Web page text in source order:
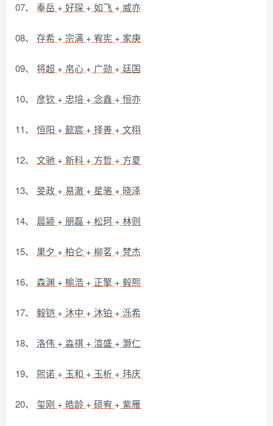
07、 奉岳 + 好琛 + 如飞 + 威亦
08、 存希 + 宗满 + 宥宪 + 家庚
09、 将超 + 帛心 + 广勋 + 廷国
10、 彦钦 + 忠培 + 念鑫 + 恒亦
11、 恒阳 + 懿宸 + 择善 + 文栩
12、 文驰 + 新科 + 方哲 + 方夏
13、 旻政 + 易澈 + 星骆 + 晓泽
14、 晨颍 + 朋磊 + 松珂 + 林则
15、 果夕 + 柏仑 + 柳茗 + 梵杰
16、 森渊 + 榆浩 + 正擎 + 毅熙
17、 毅铠 + 沐中 + 沐铂 + 泺希
18、 洛伟 + 淼祺 + 渲盛 + 灏仁
19、 煕诺 + 玉和 + 玉析 + 玮庆
20、 玺刚 + 皓龄 + 硕宥 + 紫雁